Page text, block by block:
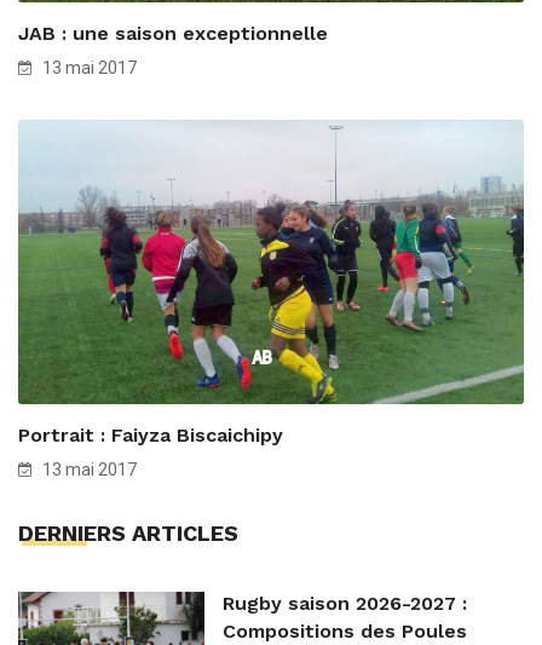
JAB : une saison exceptionnelle
13 mai 2017
Portrait : Faiyza Biscaichipy
13 mai 2017
DERNIERS ARTICLES
Rugby saison 2026-2027 :
Compositions des Poules